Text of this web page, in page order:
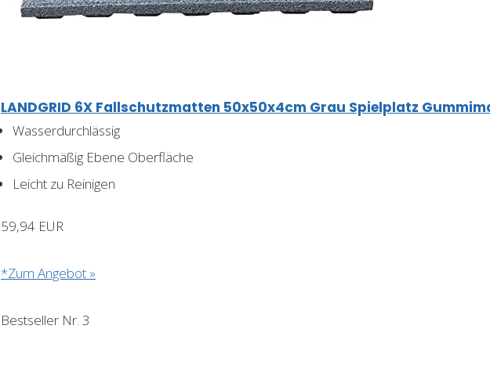
LANDGRID 6X Fallschutzmatten 50x50x4cm Grau Spielplatz
Wasserdurchlässig
Gleichmäßig Ebene Oberfläche
Leicht zu Reinigen
59,94 EUR
*Zum Angebot »
Bestseller Nr. 3